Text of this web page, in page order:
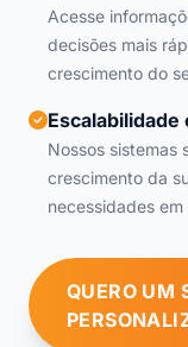
Acesse
decisões mais
crescimento do
Escalabilidade
Nossos sistemas
crescimento da
necessidades
QUERO UM